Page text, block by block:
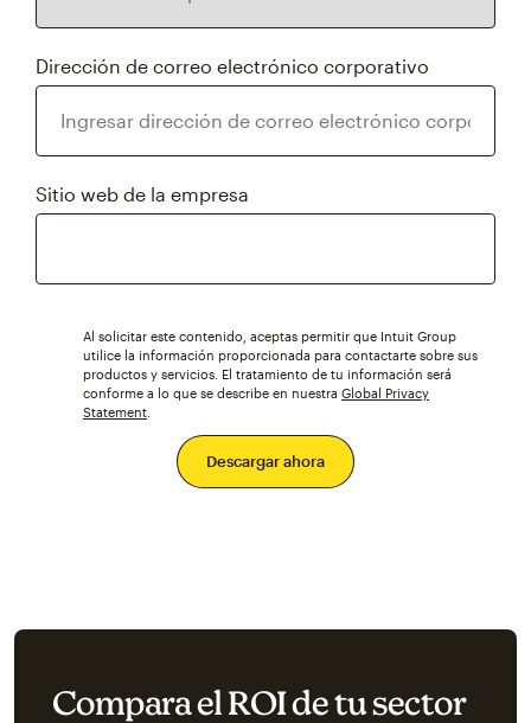
Dirección de correo electrónico corporativo
Sitio web de la empresa
Al solicitar este contenido, aceptas permitir que Intuit Group
utilice la información proporcionada para contactarte sobre sus
productos y servicios. El tratamiento de tu información será
conforme a lo que se describe en nuestra Global Privacy
Statement
Compara el ROI de tu sector